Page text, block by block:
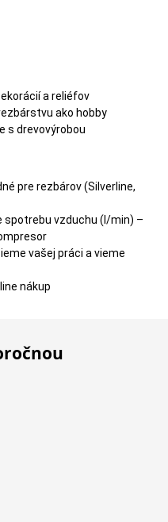
a reliéfov
ako hobby
s drevovýrobou
pre rezbárov (Silverline,
spotrebu vzduchu (l/min) –
vašej práci a vieme
nákup